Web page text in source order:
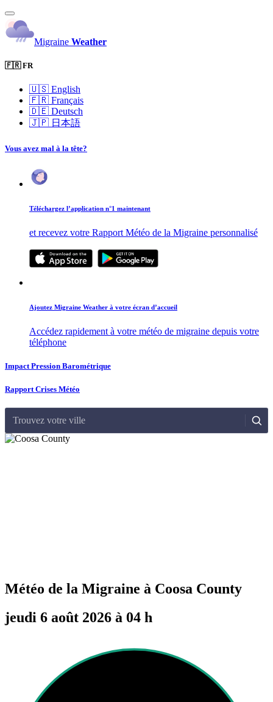
Migraine Weather
🇫🇷 FR
🇺🇸 English
🇫🇷 Français
🇩🇪 Deutsch
🇯🇵 日本語
Vous avez mal à la tête?
Téléchargez l’application n°1 maintenant
et recevez votre Rapport Météo de la Migraine personnalisé
Ajoutez Migraine Weather à votre écran d’accueil
Accédez rapidement à votre météo de migraine depuis votre
téléphone
Impact Pression Barométrique
Rapport Crises Météo
Trouvez votre ville
Météo de la Migraine à Coosa County
jeudi 6 août 2026 à 04 h